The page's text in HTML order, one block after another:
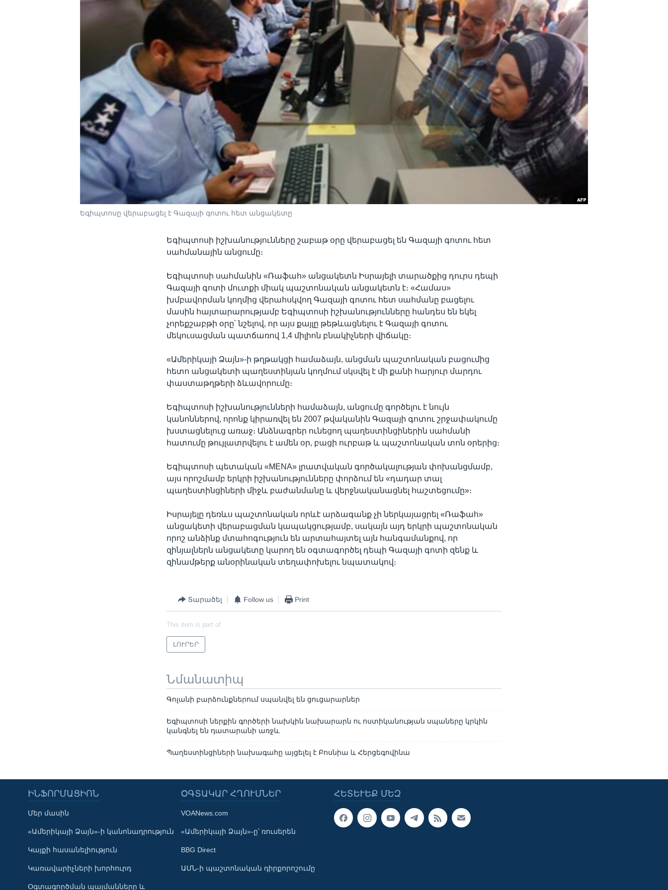
Learning English
ՀԵՏԵՒԵՔ ՄԵԶ
Եգիպտոսը վերաբացել է Գազայի գոտու հետ անցակետը
Եգիպտոսի իշխանությունները շաբաթ օրը վերաբացել են Գազայի գոտու հետ
սահմանային անցումը։
Եգիպտոսի սահմանին «Ռաֆահ» անցակետն Իսրայելի տարածքից դուրս դեպի
Գազայի գոտի մուտքի միակ պաշտոնական անցակետն է։ «Համաս»
խմբավորման կողմից վերահսկվող Գազայի գոտու հետ սահմանը բացելու
մասին հայտարարությամբ Եգիպտոսի իշխանությունները հանդես են եկել
չորեքշաբթի օրը՝ նշելով, որ այս քայլը թեթևացնելու է Գազայի գոտու
մեկուսացման պատճառով 1,4 միլիոն բնակիչների վիճակը։
«Ամերիկայի Ձայն»-ի թղթակցի համաձայն, անցման պաշտոնական բացումից
հետո անցակետի պաղեստինյան կողմում սկսվել է մի քանի հարյուր մարդու
փաստաթղթերի ձևավորումը։
Եգիպտոսի իշխանությունների համաձայն, անցումը գործելու է նույն
կանոններով, որոնք կիրառվել են 2007 թվականին Գազայի գոտու շրջափակումը
խստացնելուց առաջ։ Անձնագրեր ունեցող պաղեստինցիներին սահմանի
հատումը թույլատրվելու է ամեն օր, բացի ուրբաթ և պաշտոնական տոն օրերից։
Եգիպտոսի պետական «MENA» լրատվական գործակալության փոխանցմամբ,
այս որոշմամբ երկրի իշխանությունները փորձում են «դադար տալ
պաղեստինցիների միջև բաժանմանը և վերջնականացնել հաշտեցումը»։
Իսրայելը դեռևս պաշտոնական որևէ արձագանք չի ներկայացրել «Ռաֆահ»
անցակետի վերաբացման կապակցությամբ, սակայն այդ երկրի պաշտոնական
որոշ անձինք մտահոգություն են արտահայտել այն հանգամանքով, որ
զինյալներն անցակետը կարող են օգտագործել դեպի Գազայի գոտի զենք և
զինամթերք անօրինական տեղափոխելու նպատակով։
Տարածել Follow us Print
This item is part of
ԼՈՒՐԵՐ
Նմանատիպ
Գոլանի բարձունքներում սպանվել են ցուցարարներ
Եգիպտոսի ներքին գործերի նախկին նախարարն ու ոստիկանության սպաները կրկին
կանգնել են դատարանի առջև
Պաղեստինցիների նախագահը այցելել է Բոսնիա և Հերցեգովինա
ՀԵՏԵՒԵՔ ՄԵԶ
ԻՆՖՈՐՄԱՑԻՈՆ
Մեր մասին
«Ամերիկայի Ձայն»-ի կանոնադրություն
Կայքի հասանելիություն
Կառավարիչների խորհուրդ
Օգտագործման պայմանները և
ՕԳՏԱԿԱՐ ՀՂՈՒՄՆԵՐ
VOANews.com
«Ամերիկայի Ձայն»-ը՝ ռուսերեն
BBG Direct
ԱՄՆ-ի պաշտոնական դիրքորոշումը